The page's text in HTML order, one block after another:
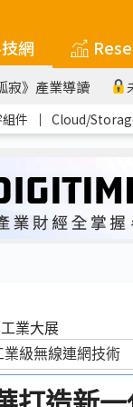
網
寂》產業導讀
件 ｜ Cloud/
業大展